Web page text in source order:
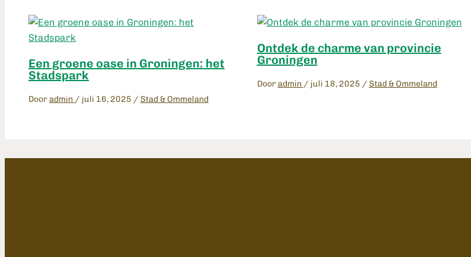
Een groene oase in Groningen: het
Stadspark
Dooradmin / juli 16, 2025 / Stad & Ommeland
Ontdek de charme van provincie
Groningen
Door admin / juli 18, 2025 / Stad & Ommeland